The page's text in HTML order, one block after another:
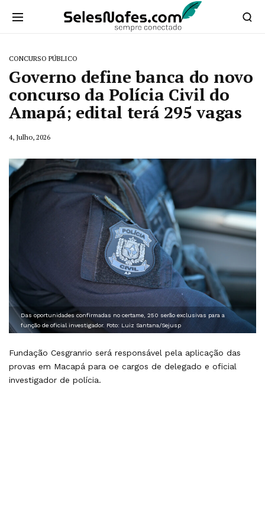
CONCURSO PÚBLICO
​Governo define banca do novo
concurso da Polícia Civil do
Amapá; edital terá 295 vagas
4, Julho, 2026
Das oportunidades confirmadas no certame, 250 serão exclusivas para a
função de oficial investigador. Foto: Luiz Santana/Sejusp
Fundação Cesgranrio será responsável pela aplicação das
provas em Macapá para oe cargos de delegado e oficial
investigador de polícia.